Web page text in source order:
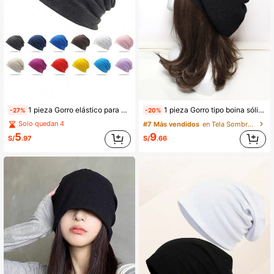
4.92 4.8K Seguidores
4.92 4.8K Seguidores
-27% 1 pieza Gorro elástico para mujer, pañuelo para la cabeza con borde suave, gorro para quimioterapia
Solo quedan 4
S/5.97
-20% 1 pieza Gorro tipo boina sólido y holgado para el invierno y otoño casual
#7 Más vendidos
en Tela Sombreros De Mujer
S/9.66